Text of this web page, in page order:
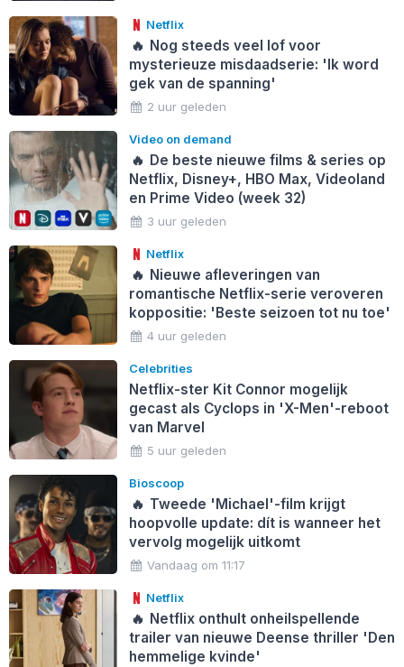
Netflix
🔥 Nog steeds veel lof voor
mysterieuze misdaadserie: 'Ik word
gek van de spanning'
2 uur geleden
Video on demand
🔥 De beste nieuwe films & series op
Netflix, Disney+, HBO Max, Videoland
en Prime Video (week 32)
3 uur geleden
Netflix
🔥 Nieuwe afleveringen van
romantische Netflix-serie veroveren
koppositie: 'Beste seizoen tot nu toe'
4 uur geleden
Celebrities
Netflix-ster Kit Connor mogelijk
gecast als Cyclops in 'X-Men'-reboot
van Marvel
5 uur geleden
Bioscoop
🔥 Tweede 'Michael'-film krijgt
hoopvolle update: dít is wanneer het
vervolg mogelijk uitkomt
Vandaag om 11:17
Netflix
🔥 Netflix onthult onheilspellende
trailer van nieuwe Deense thriller 'Den
hemmelige kvinde'